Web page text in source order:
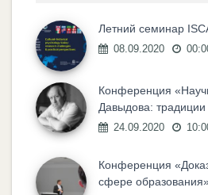
Летний семинар
08.09.2020
Конференция
Давыдова:
24.09.2020
Конференция
сфере